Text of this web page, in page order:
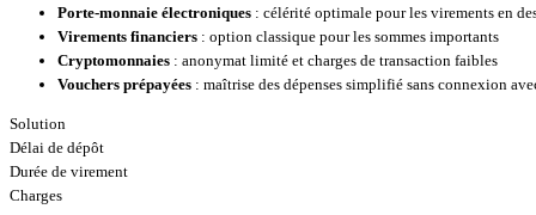
Porte-monnaie électroniques : célérité optimale pour les virements en
Virements financiers : option classique pour les sommes importants
Cryptomonnaies : anonymat limité et charges de transaction faibles
Vouchers prépayées : maîtrise des dépenses simplifié sans connexion
Solution
Délai de dépôt
Durée de virement
Charges